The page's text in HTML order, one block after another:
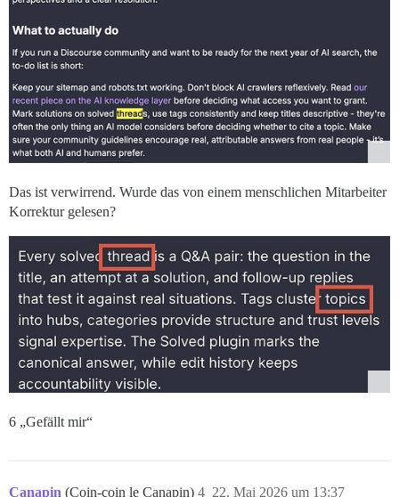
Das ist verwirrend. Wurde das von einem menschlichen Mitarbeiter
Korrektur gelesen?
6 „Gefällt mir“
Canapin (Coin-coin le Canapin) 22. Mai 2026 um 13:37
4